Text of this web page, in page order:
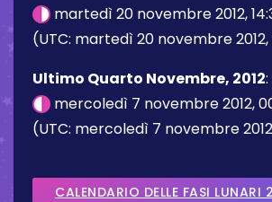
martedì 20 novembre 2012,
(UTC: martedì 20 novembre 2012,
Ultimo Quarto Novembre, 2012:
mercoledì 7 novembre 2012,
(UTC: mercoledì 7 novembre
CALENDARIO DELLE FASI LUNARI